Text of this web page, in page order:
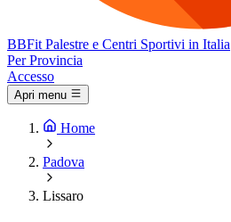
BBFit Palestre e Centri Sportivi in Italia
Per Provincia
Accesso
Apri menu
Home
Padova
Lissaro